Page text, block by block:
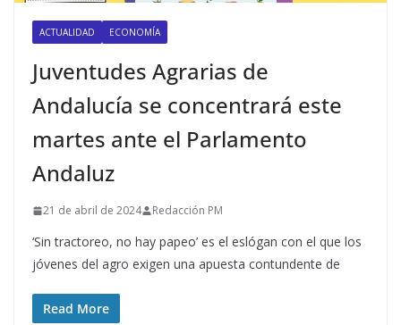
ACTUALIDAD ECONOMÍA
Juventudes Agrarias de
Andalucía se concentrará este
martes ante el Parlamento
Andaluz
21 de abril de 2024 Redacción PM
‘Sin tractoreo, no hay papeo’ es el eslógan con el que los
jóvenes del agro exigen una apuesta contundente de
Read More